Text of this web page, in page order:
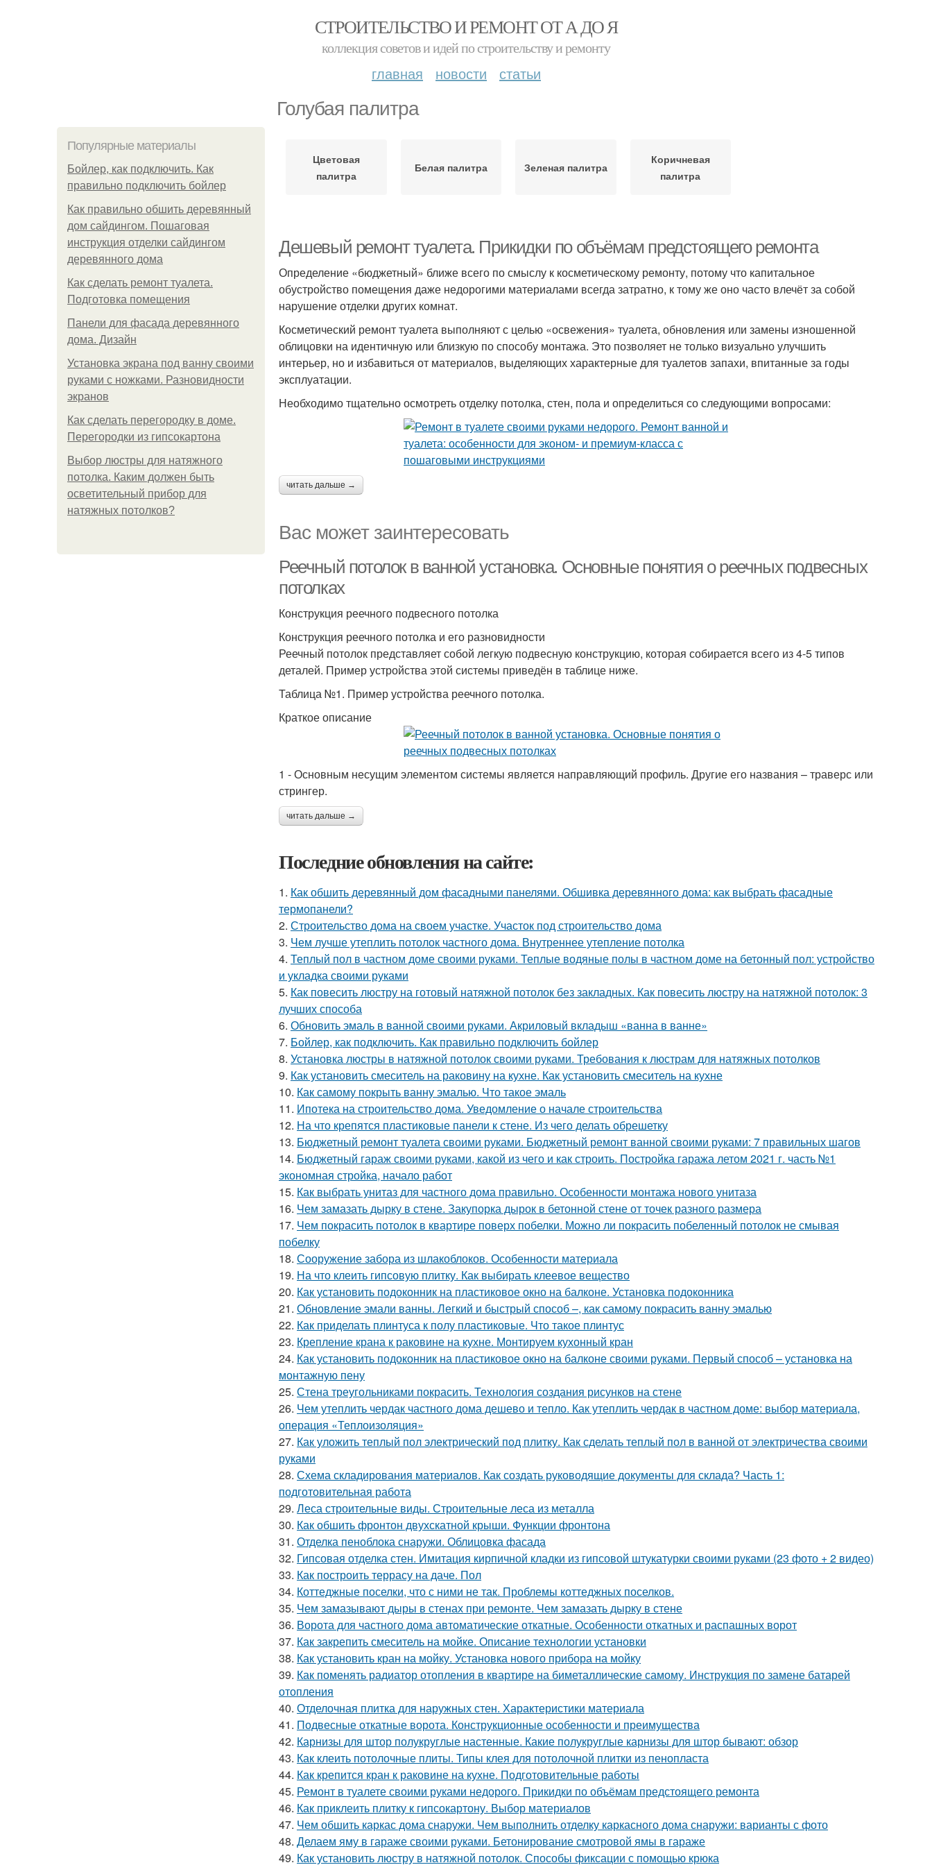
СТРОИТЕЛЬСТВО И РЕМОНТ ОТ А ДО Я
коллекция советов и идей по строительству и ремонту
главная новости статьи
Голубая палитра
Популярные материалы
Бойлер, как подключить. Как
правильно подключить бойлер
Как правильно обшить деревянный
дом сайдингом. Пошаговая
инструкция отделки сайдингом
деревянного дома
Как сделать ремонт туалета.
Подготовка помещения
Панели для фасада деревянного
дома. Дизайн
Установка экрана под ванну своими
руками с ножками. Разновидности
экранов
Как сделать перегородку в доме.
Перегородки из гипсокартона
Выбор люстры для натяжного
потолка. Каким должен быть
осветительный прибор для
натяжных потолков?
Цветовая
палитра
Белая палитра Зеленая палитра
Коричневая
палитра
Дешевый ремонт туалета. Прикидки по объёмам предстоящего ремонта
Определение «бюджетный» ближе всего по смыслу к косметическому ремонту, потому что капитальное
обустройство помещения даже недорогими материалами всегда затратно, к тому же оно часто влечёт за собой
нарушение отделки других комнат.
Косметический ремонт туалета выполняют с целью «освежения» туалета, обновления или замены изношенной
облицовки на идентичную или близкую по способу монтажа. Это позволяет не только визуально улучшить
интерьер, но и избавиться от материалов, выделяющих характерные для туалетов запахи, впитанные за годы
эксплуатации.
Необходимо тщательно осмотреть отделку потолка, стен, пола и определиться со следующими вопросами:
читать дальше →
Вас может заинтересовать
Реечный потолок в ванной установка. Основные понятия о реечных подвесных
потолках
Конструкция реечного подвесного потолка
Конструкция реечного потолка и его разновидности
Реечный потолок представляет собой легкую подвесную конструкцию, которая собирается всего из 4-5 типов
деталей. Пример устройства этой системы приведён в таблице ниже.
Таблица №1. Пример устройства реечного потолка.
Краткое описание
1 - Основным несущим элементом системы является направляющий профиль. Другие его названия – траверс или
стрингер.
читать дальше →
Последние обновления на сайте:
1. Как обшить деревянный дом фасадными панелями. Обшивка деревянного дома: как выбрать фасадные
термопанели?
2. Строительство дома на своем участке. Участок под строительство дома
3. Чем лучше утеплить потолок частного дома. Внутреннее утепление потолка
4. Теплый пол в частном доме своими руками. Теплые водяные полы в частном доме на бетонный пол: устройство
и укладка своими руками
5. Как повесить люстру на готовый натяжной потолок без закладных. Как повесить люстру на натяжной потолок: 3
лучших способа
6. Обновить эмаль в ванной своими руками. Акриловый вкладыш «ванна в ванне»
7. Бойлер, как подключить. Как правильно подключить бойлер
8. Установка люстры в натяжной потолок своими руками. Требования к люстрам для натяжных потолков
9. Как установить смеситель на раковину на кухне. Как установить смеситель на кухне
10. Как самому покрыть ванну эмалью. Что такое эмаль
11. Ипотека на строительство дома. Уведомление о начале строительства
12. На что крепятся пластиковые панели к стене. Из чего делать обрешетку
13. Бюджетный ремонт туалета своими руками. Бюджетный ремонт ванной своими руками: 7 правильных шагов
14. Бюджетный гараж своими руками, какой из чего и как строить. Постройка гаража летом 2021 г. часть №1
экономная стройка, начало работ
15. Как выбрать унитаз для частного дома правильно. Особенности монтажа нового унитаза
16. Чем замазать дырку в стене. Закупорка дырок в бетонной стене от точек разного размера
17. Чем покрасить потолок в квартире поверх побелки. Можно ли покрасить побеленный потолок не смывая
побелку
18. Сооружение забора из шлакоблоков. Особенности материала
19. На что клеить гипсовую плитку. Как выбирать клеевое вещество
20. Как установить подоконник на пластиковое окно на балконе. Установка подоконника
21. Обновление эмали ванны. Легкий и быстрый способ –, как самому покрасить ванну эмалью
22. Как приделать плинтуса к полу пластиковые. Что такое плинтус
23. Крепление крана к раковине на кухне. Монтируем кухонный кран
24. Как установить подоконник на пластиковое окно на балконе своими руками. Первый способ – установка на
монтажную пену
25. Стена треугольниками покрасить. Технология создания рисунков на стене
26. Чем утеплить чердак частного дома дешево и тепло. Как утеплить чердак в частном доме: выбор материала,
операция «Теплоизоляция»
27. Как уложить теплый пол электрический под плитку. Как сделать теплый пол в ванной от электричества своими
руками
28. Схема складирования материалов. Как создать руководящие документы для склада? Часть 1:
подготовительная работа
29. Леса строительные виды. Строительные леса из металла
30. Как обшить фронтон двухскатной крыши. Функции фронтона
31. Отделка пеноблока снаружи. Облицовка фасада
32. Гипсовая отделка стен. Имитация кирпичной кладки из гипсовой штукатурки своими руками (23 фото + 2 видео)
33. Как построить террасу на даче. Пол
34. Коттеджные поселки, что с ними не так. Проблемы коттеджных поселков.
35. Чем замазывают дыры в стенах при ремонте. Чем замазать дырку в стене
36. Ворота для частного дома автоматические откатные. Особенности откатных и распашных ворот
37. Как закрепить смеситель на мойке. Описание технологии установки
38. Как установить кран на мойку. Установка нового прибора на мойку
39. Как поменять радиатор отопления в квартире на биметаллические самому. Инструкция по замене батарей
отопления
40. Отделочная плитка для наружных стен. Характеристики материала
41. Подвесные откатные ворота. Конструкционные особенности и преимущества
42. Карнизы для штор полукруглые настенные. Какие полукруглые карнизы для штор бывают: обзор
43. Как клеить потолочные плиты. Типы клея для потолочной плитки из пенопласта
44. Как крепится кран к раковине на кухне. Подготовительные работы
45. Ремонт в туалете своими руками недорого. Прикидки по объёмам предстоящего ремонта
46. Как приклеить плитку к гипсокартону. Выбор материалов
47. Чем обшить каркас дома снаружи. Чем выполнить отделку каркасного дома снаружи: варианты с фото
48. Делаем яму в гараже своими руками. Бетонирование смотровой ямы в гараже
49. Как установить люстру в натяжной потолок. Способы фиксации с помощью крюка